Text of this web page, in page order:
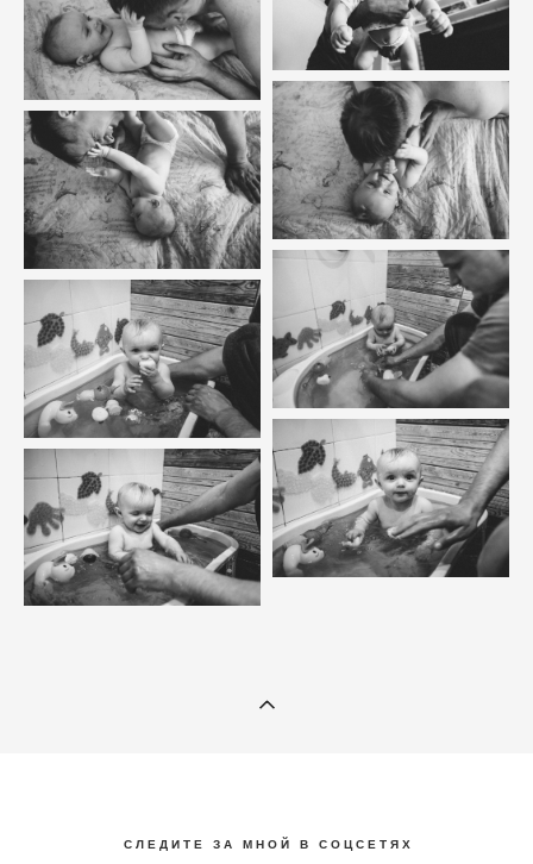
С Л Е Д И Т Е З А М Н О Й В С О Ц С Е Т Я Х